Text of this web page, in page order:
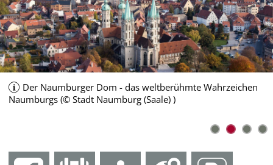
Der Naumburger Dom - das weltberühmte Wahrzeichen
Naumburgs (© Stadt Naumburg (Saale) )
Relaunch_Start_Markt.jpg (© Stadt Naumburg (Saale) )